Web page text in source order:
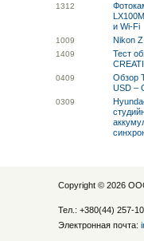
1312
и Wi-Fi
1009 Nikon Z
1409
Тест
0409
Обзор
USD –
0309
Copyright © 2026
Тел.: +380(44) 257-
Электронная почта: